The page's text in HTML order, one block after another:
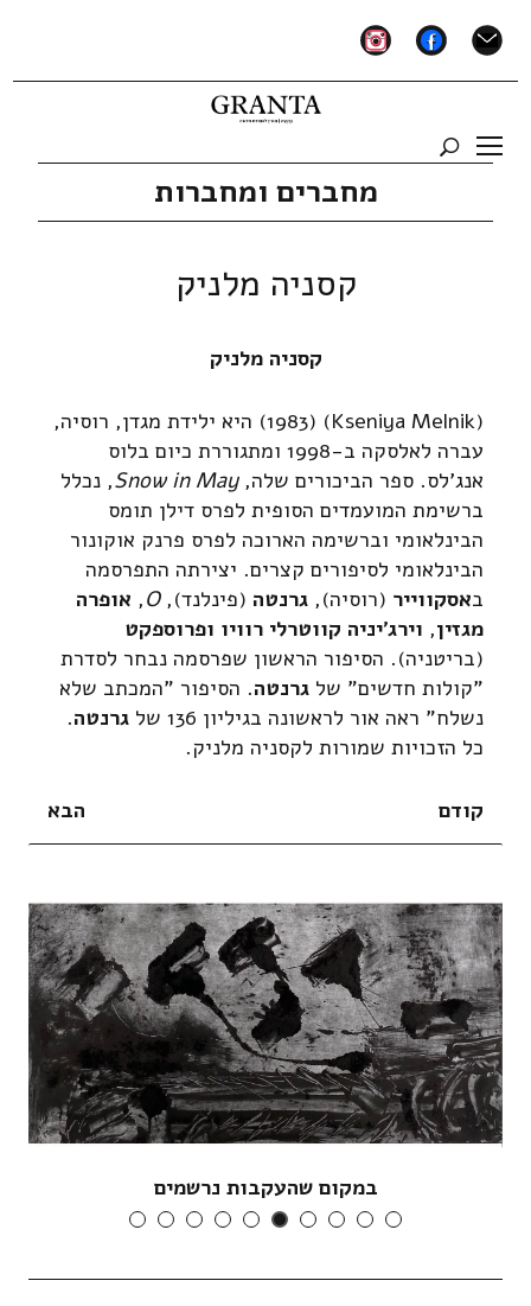
mail
facebook
instagram
מחברים ומחברות
קסניה מלניק
קסניה מלניק
(Kseniya Melnik) (1983) היא ילידת מגדן, רוסיה,
עברה לאלסקה ב-1998 ומתגוררת כיום בלוס
אנג'לס. ספר הביכורים שלה,Snow in May, נכלל
ברשימת המועמדים הסופית לפרס דילן תומס
הבינלאומי וברשימה הארוכה לפרס פרנק אוקונור
הבינלאומי לסיפורים קצרים. יצירתה התפרסמה
באסקווייר (רוסיה),גרנטה (פינלנד),O
, אופרה
מגזין, וירג'יניה קווטרלי רוויו ופרוספקט
(בריטניה). הסיפור הראשון שפרסמה נבחר לסדרת
"קולות חדשים" שלגרנטה. הסיפור "המכתב שלא
נשלח" ראה אור לראשונה בגיליון 136 של
גרנטה.
כל הזכויות שמורות לקסניה מלניק.
קודם הבא
במקום שהעקבות נרשמים